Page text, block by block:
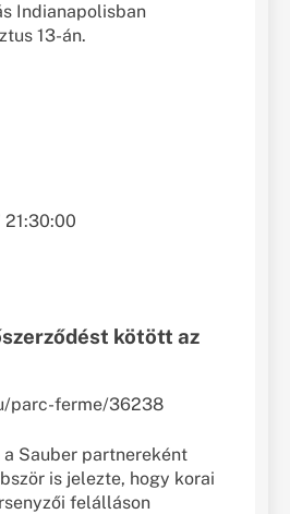
Indianapolisban
13-án.
kötött az
parc-ferme/36238
Sauber partnereként
is jelezte, hogy korai
felálláson